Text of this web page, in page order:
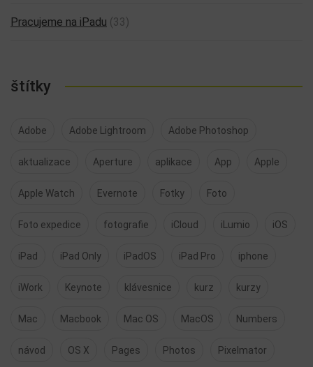
Pracujeme na iPadu (33)
štítky
Adobe Adobe Lightroom Adobe Photoshop
aktualizace Aperture aplikace App Apple
Apple Watch Evernote Fotky Foto
Foto expedice fotografie iCloud iLumio iOS
iPad iPad Only iPadOS iPad Pro iphone
iWork Keynote klávesnice kurz kurzy
Mac Macbook Mac OS MacOS Numbers
návod OS X Pages Photos Pixelmator